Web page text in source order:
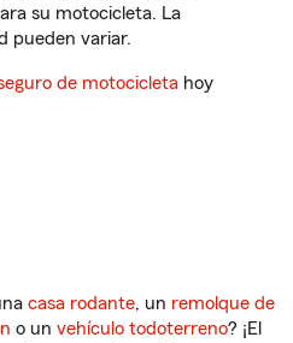
su motocicleta. La
pueden variar.
de motocicleta hoy
casa rodante, un remolque de
o un vehículo todoterreno? ¡El